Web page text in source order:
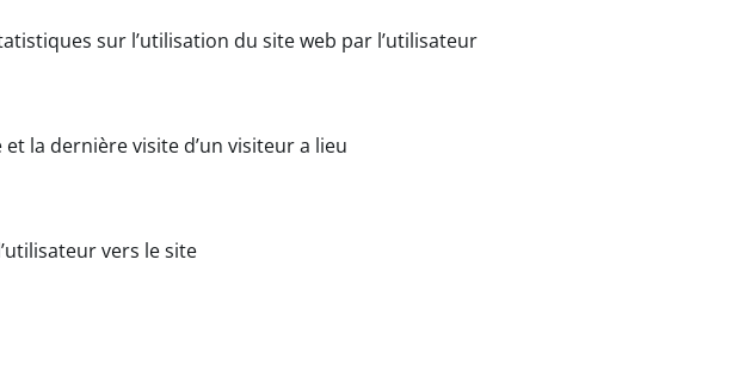
sur l’utilisation du site web par l’utilisateur
la dernière visite d’un visiteur a lieu
vers le site